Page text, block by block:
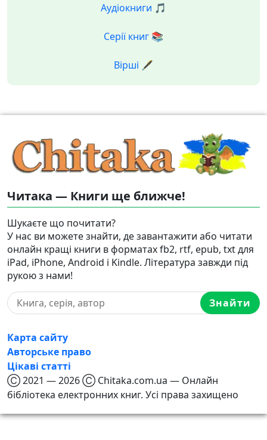
Аудіокниги 🎵
Серії книг 📚
Вірші 🖋️
Читака — Книги ще ближче!
Шукаєте що почитати?
У нас ви можете знайти, де завантажити або читати
онлайн кращі книги в форматах fb2, rtf, epub, txt для
iPad, iPhone, Android і Kindle. Література завжди під
рукою з нами!
Знайти
Карта сайту
Авторське право
Цікаві статті
Ⓒ 2021 — 2026 Ⓒ Chitaka.com.ua — Онлайн
бібліотека електронних книг. Усі права захищено